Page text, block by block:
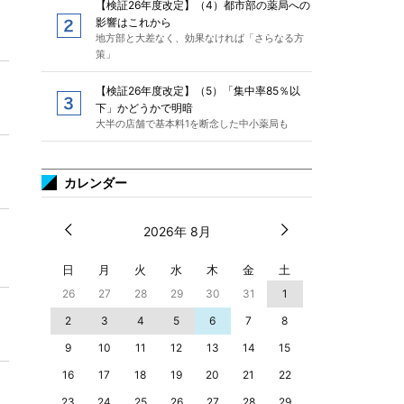
【検証26年度改定】（4）都市部の薬局への
影響はこれから
地方部と大差なく、効果なければ「さらなる方
策」
【検証26年度改定】（5）「集中率85％以
下」かどうかで明暗
大半の店舗で基本料1を断念した中小薬局も
カレンダー
2026年 8月
日 月 火 水 木 金 土
26 27 28 29 30 31
1
2
3 4 5 6 7
8
9
10 11 12 13 14
15
16
17 18 19 20 21
22